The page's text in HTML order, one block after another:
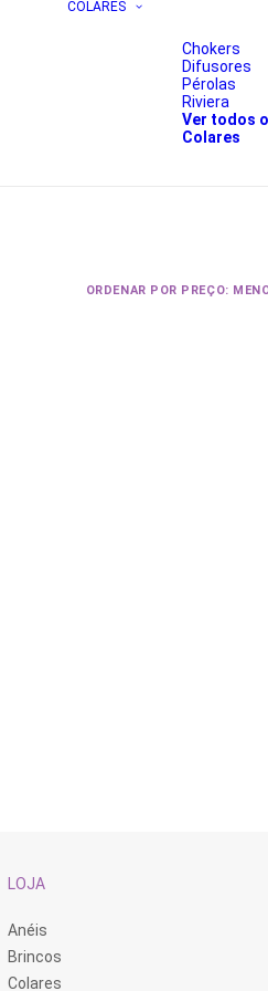
COLARES
Chokers
Difusores
Pérolas
Riviera
Ver todos
Colares
ORDENAR POR PREÇO:
LOJA
Anéis
Brincos
Colares